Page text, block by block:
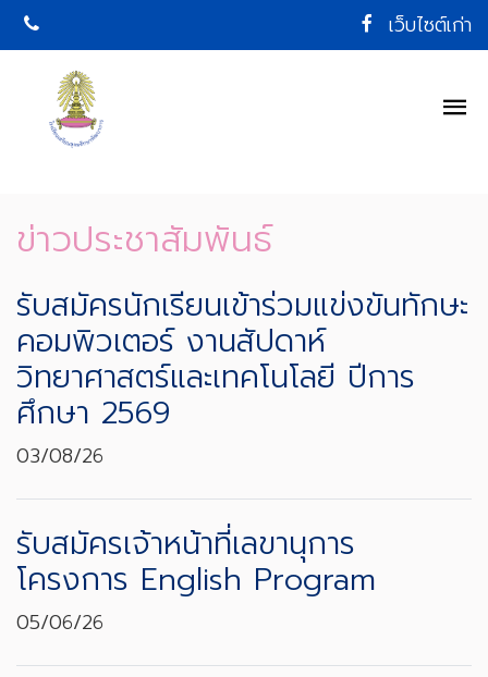
เว็บไซต์เก่า
ข่าวประชาสัมพันธ์
รับสมัครนักเรียนเข้าร่วมแข่งขันทักษะ
คอมพิวเตอร์ งานสัปดาห์
วิทยาศาสตร์และเทคโนโลยี ปีการ
ศึกษา 2569
03/08/26
รับสมัครเจ้าหน้าที่เลขานุการ
โครงการ English Program
05/06/26